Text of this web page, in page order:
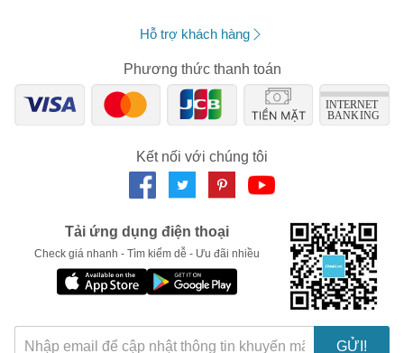
Hỗ trợ khách hàng
Phương thức thanh toán
Kết nối với chúng tôi
Tải ứng dụng điện thoại
Check giá nhanh - Tìm kiếm dễ - Ưu đãi nhiều
GỬI!